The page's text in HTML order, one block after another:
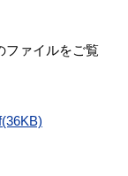
ファイルをご覧